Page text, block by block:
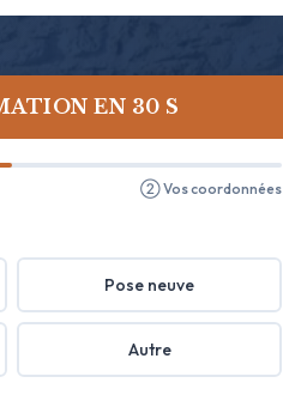
EN 30 S
② Vos coordonnées
Pose neuve
Autre